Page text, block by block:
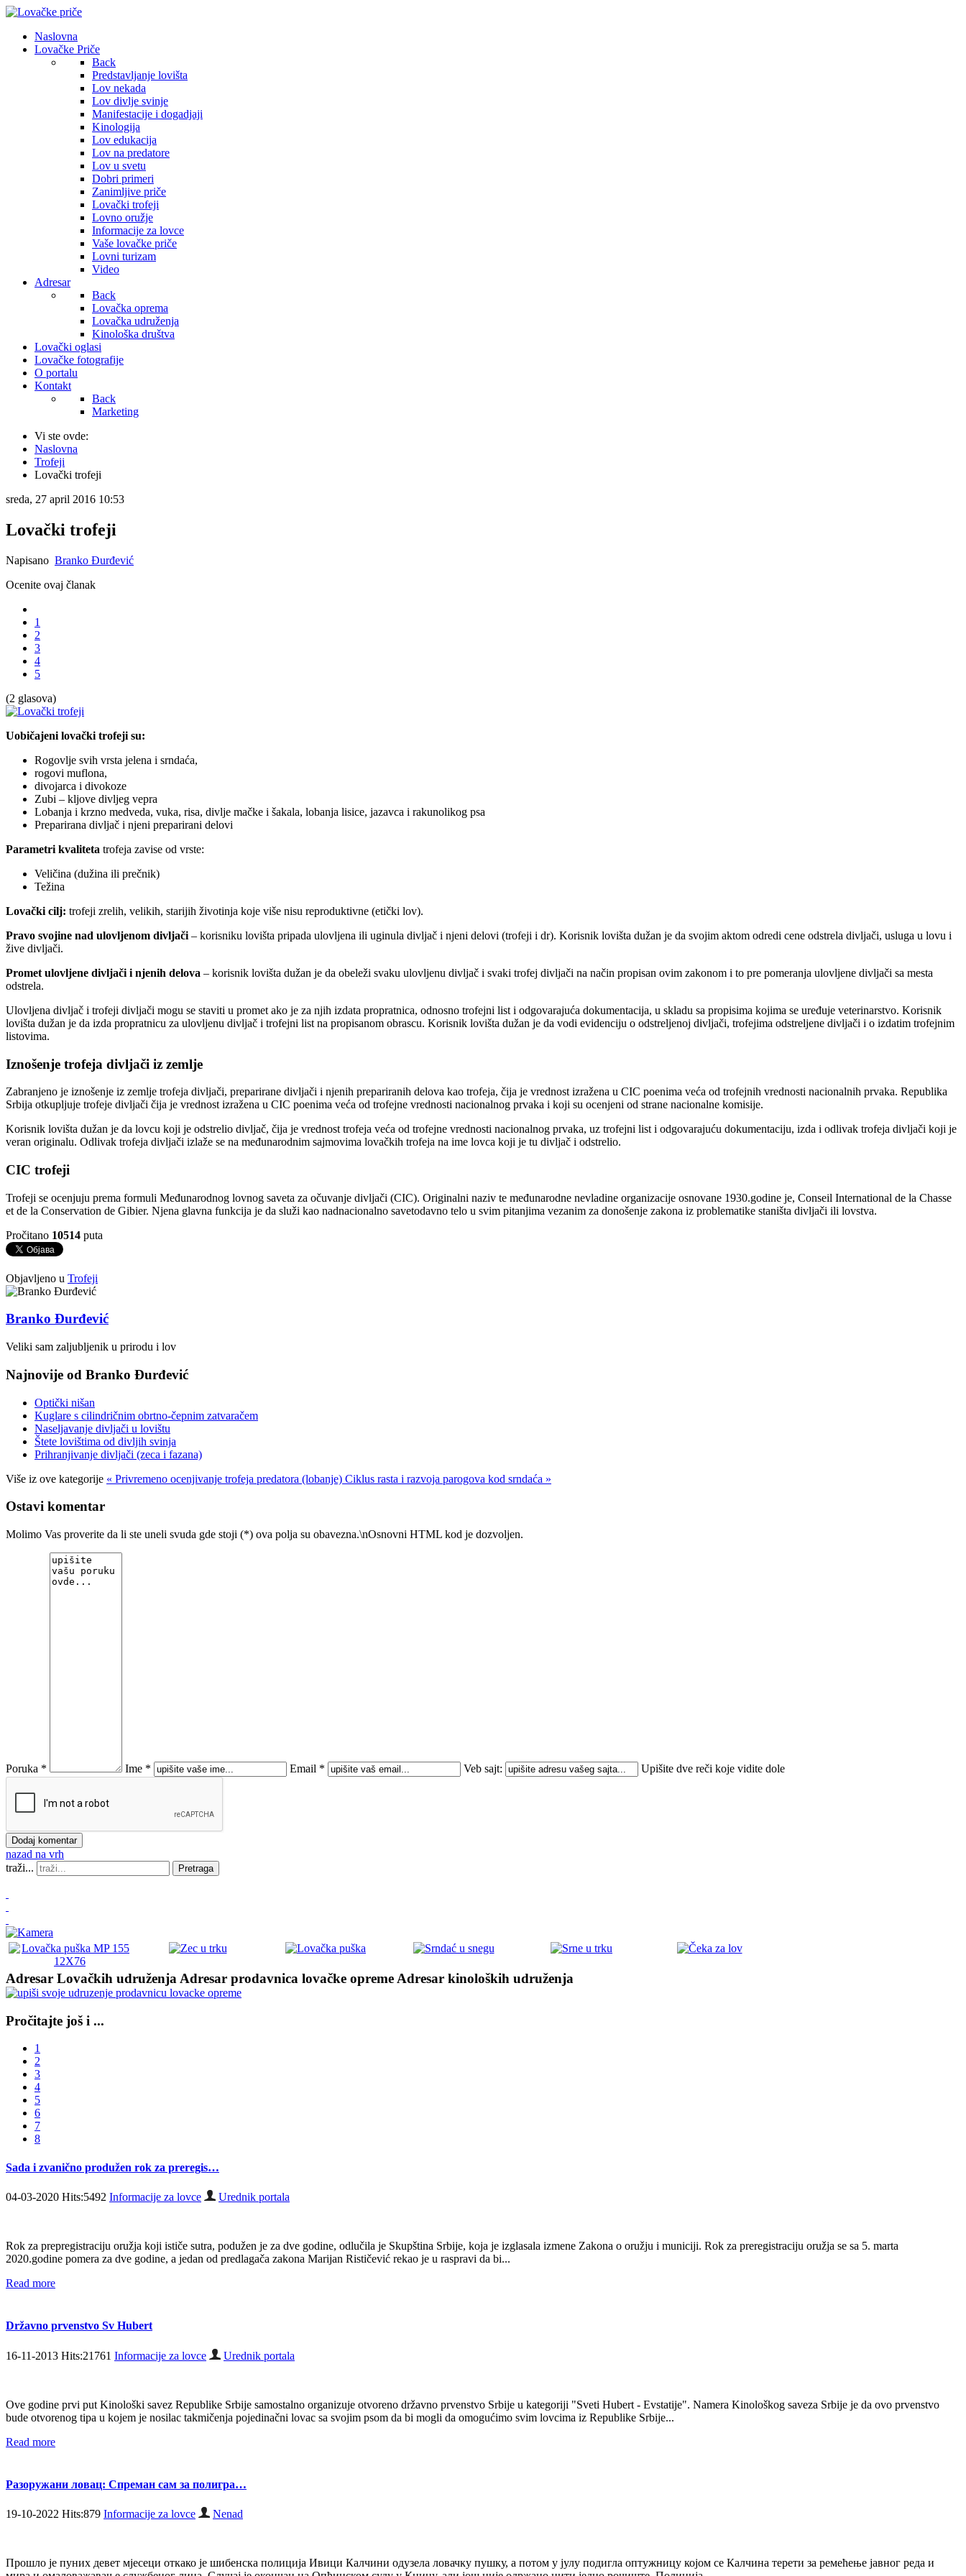
Naslovna
Lovačke Priče
Back
Predstavljanje lovišta
Lov nekada
Lov divlje svinje
Manifestacije i dogadjaji
Kinologija
Lov edukacija
Lov na predatore
Lov u svetu
Dobri primeri
Zanimljive priče
Lovački trofeji
Lovno oružje
Informacije za lovce
Vaše lovačke priče
Lovni turizam
Video
Adresar
Back
Lovačka oprema
Lovačka udruženja
Kinološka društva
Lovački oglasi
Lovačke fotografije
O portalu
Kontakt
Back
Marketing
Vi ste ovde:
Naslovna
Trofeji
Lovački trofeji
sreda, 27 april 2016 10:53
Lovački trofeji
Napisano Branko Đurđević
Ocenite ovaj članak
1
2
3
4
5
(2 glasova)
Uobičajeni lovački trofeji su:
Rogovlje svih vrsta jelena i srndaća,
rogovi muflona,
divojarca i divokoze
Zubi – kljove divljeg vepra
Lobanja i krzno medveda, vuka, risa, divlje mačke i šakala, lobanja lisice, jazavca i rakunolikog psa
Preparirana divljač i njeni preparirani delovi
Parametri kvaliteta trofeja zavise od vrste:
Veličina (dužina ili prečnik)
Težina
Lovački cilj: trofeji zrelih, velikih, starijih životinja koje više nisu reproduktivne (etički lov).
Pravo svojine nad ulovljenom divljači – korisniku lovišta pripada ulovljena ili uginula divljač i njeni delovi (trofeji i dr). Korisnik lovišta dužan je da svojim aktom odredi cene odstrela divljači, usluga u lovu i
žive divljači.
Promet ulovljene divljači i njenih delova – korisnik lovišta dužan je da obeleži svaku ulovljenu divljač i svaki trofej divljači na način propisan ovim zakonom i to pre pomeranja ulovljene divljači sa mesta
odstrela.
Ulovljena divljač i trofeji divljači mogu se staviti u promet ako je za njih izdata propratnica, odnosno trofejni list i odgovarajuća dokumentacija, u skladu sa propisima kojima se uređuje veterinarstvo. Korisnik
lovišta dužan je da izda propratnicu za ulovljenu divljač i trofejni list na propisanom obrascu. Korisnik lovišta dužan je da vodi evidenciju o odstreljenoj divljači, trofejima odstreljene divljači i o izdatim trofejnim
listovima.
Iznošenje trofeja divljači iz zemlje
Zabranjeno je iznošenje iz zemlje trofeja divljači, preparirane divljači i njenih prepariranih delova kao trofeja, čija je vrednost izražena u CIC poenima veća od trofejnih vrednosti nacionalnih prvaka. Republika
Srbija otkupljuje trofeje divljači čija je vrednost izražena u CIC poenima veća od trofejne vrednosti nacionalnog prvaka i koji su ocenjeni od strane nacionalne komisije.
Korisnik lovišta dužan je da lovcu koji je odstrelio divljač, čija je vrednost trofeja veća od trofejne vrednosti nacionalnog prvaka, uz trofejni list i odgovarajuću dokumentaciju, izda i odlivak trofeja divljači koji je
veran originalu. Odlivak trofeja divljači izlaže se na međunarodnim sajmovima lovačkih trofeja na ime lovca koji je tu divljač i odstrelio.
CIC trofeji
Trofeji se ocenjuju prema formuli Međunarodnog lovnog saveta za očuvanje divljači (CIC). Originalni naziv te međunarodne nevladine organizacije osnovane 1930.godine je, Conseil International de la Chasse
et de la Conservation de Gibier. Njena glavna funkcija je da služi kao nadnacionalno savetodavno telo u svim pitanjima vezanim za donošenje zakona iz problematike staništa divljači ili lovstva.
Pročitano 10514 puta
Objavljeno u Trofeji
Branko Đurđević
Veliki sam zaljubljenik u prirodu i lov
Najnovije od Branko Đurđević
Optički nišan
Kuglare s cilindričnim obrtno-čepnim zatvaračem
Naseljavanje divljači u lovištu
Štete lovištima od divljih svinja
Prihranjivanje divljači (zeca i fazana)
Više iz ove kategorije « Privremeno ocenjivanje trofeja predatora (lobanje) Ciklus rasta i razvoja parogova kod srndaća »
Ostavi komentar
Molimo Vas proverite da li ste uneli svuda gde stoji (*) ova polja su obavezna.\nOsnovni HTML kod je dozvoljen.
Poruka * Ime * Email * Veb sajt: Upišite dve reči koje vidite dole
nazad na vrh
traži...
Pretraga
Adresar Lovačkih udruženja Adresar prodavnica lovačke opreme Adresar kinoloških udruženja
Pročitajte još i ...
1
2
3
4
5
6
7
8
Sada i zvanično produžen rok za preregis…
04-03-2020 Hits:5492 Informacije za lovce Urednik portala
Rok za prepregistraciju oružja koji ističe sutra, podužen je za dve godine, odlučila je Skupština Srbije, koja je izglasala izmene Zakona o oružju i municiji. Rok za preregistraciju oružja se sa 5. marta
2020.godine pomera za dve godine, a jedan od predlagača zakona Marijan Rističević rekao je u raspravi da bi...
Read more
Državno prvenstvo Sv Hubert
16-11-2013 Hits:21761 Informacije za lovce Urednik portala
Ove godine prvi put Kinološki savez Republike Srbije samostalno organizuje otvoreno državno prvenstvo Srbije u kategoriji "Sveti Hubert - Evstatije". Namera Kinološkog saveza Srbije je da ovo prvenstvo
bude otvorenog tipa u kojem je nosilac takmičenja pojedinačni lovac sa svojim psom da bi mogli da omogućimo svim lovcima iz Republike Srbije...
Read more
Разоружани ловац: Спреман сам за полигра…
19-10-2022 Hits:879 Informacije za lovce Nenad
Прошло је пуних девет мјесеци откако је шибенска полиција Ивици Калчини одузела ловачку пушку, а потом у јулу подигла оптужницу којом се Калчина терети за ремећење јавног реда и